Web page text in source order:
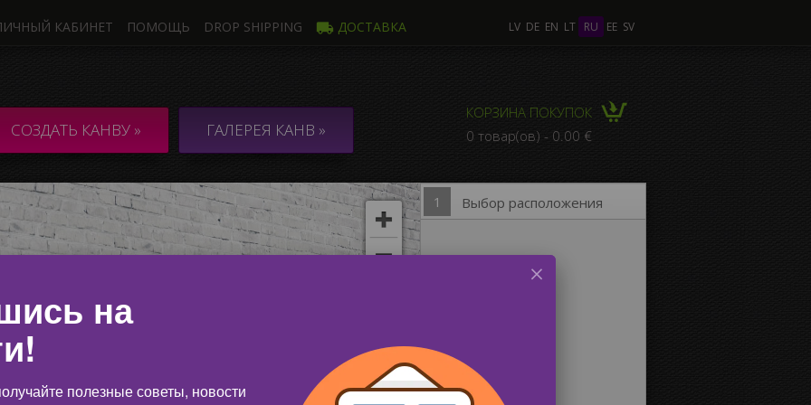
LV DE EN LT RU EE SV
КАБИНЕТ ПОМОЩЬ DROP SHIPPING ДОСТАВКА
КОРЗИНА ПОКУПОК
0 товар(ов) - 0.00 €
СОЗДАТЬ КАНВУ » ГАЛЕРЕЯ КАНВ »
1 Выбор расположения
из 1 Фото
КОЛЛАЖ / КОМПОЗИЦИЯ из
нескольких Фото
на
полезные советы, новости